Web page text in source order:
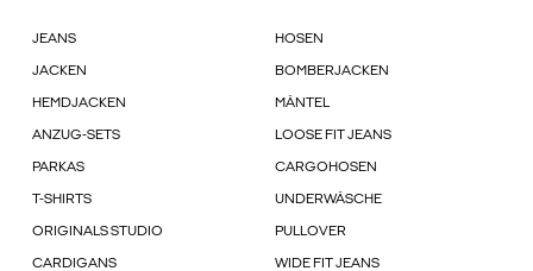
JEANS HOSEN
JACKEN BOMBERJACKEN
HEMDJACKEN MÄNTEL
ANZUG-SETS LOOSE FIT JEANS
PARKAS CARGOHOSEN
T-SHIRTS UNDERWÄSCHE
ORIGINALS STUDIO PULLOVER
CARDIGANS WIDE FIT JEANS